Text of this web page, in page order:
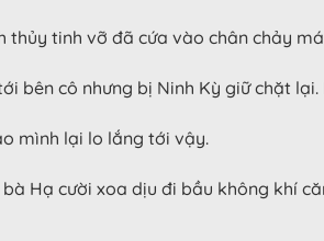
tinh vỡ đã cứa vào chân chảy
bên cô nhưng bị Ninh Kỳ giữ chặt
mình lại lo lắng tới vậy.
Hạ cười xoa dịu đi bầu không khí